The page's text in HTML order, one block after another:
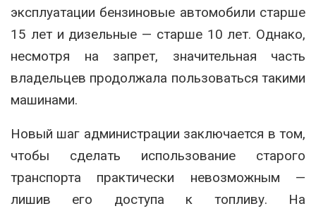
эксплуатации бензиновые автомобили старше
15 лет и дизельные — старше 10 лет. Однако,
несмотря на запрет, значительная часть
владельцев продолжала пользоваться такими
машинами.
Новый шаг администрации заключается в том,
чтобы сделать использование старого
транспорта практически невозможным —
лишив его доступа к топливу. На